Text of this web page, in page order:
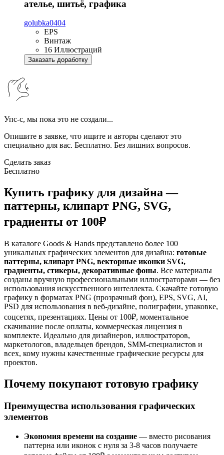
ателье, шитьё, графика
golubka0404
EPS
Винтаж
16 Иллюстраций
Заказать доработку
Упс-с, мы пока это не создали...
Опишите в заявке, что ищите и авторы сделают это
специально для вас. Бесплатно. Без лишних вопросов.
Сделать заказ
Бесплатно
Купить графику для дизайна —
паттерны, клипарт PNG, SVG,
градиенты от 100₽
В каталоге Goods & Hands представлено более 100
уникальных графических элементов для дизайна: готовые
паттерны, клипарт PNG, векторные иконки SVG,
градиенты, стикеры, декоративные фоны. Все материалы
созданы вручную профессиональными иллюстраторами — без
использования искусственного интеллекта. Скачайте готовую
графику в форматах PNG (прозрачный фон), EPS, SVG, AI,
PSD для использования в веб-дизайне, полиграфии, упаковке,
соцсетях, презентациях. Цены от 100₽, моментальное
скачивание после оплаты, коммерческая лицензия в
комплекте. Идеально для дизайнеров, иллюстраторов,
маркетологов, владельцев брендов, SMM-специалистов и
всех, кому нужны качественные графические ресурсы для
проектов.
Почему покупают готовую графику
Преимущества использования графических
элементов
Экономия времени на создание — вместо рисования
паттерна или иконок с нуля за 3-8 часов получаете